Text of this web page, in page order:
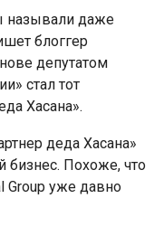
называли даже
блоггер
депутатом
стал тот
Хасана».
деда Хасана»
бизнес. Похоже, что
Group уже давно